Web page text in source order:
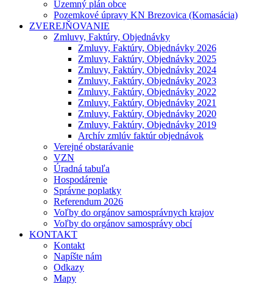
Územný plán obce
Pozemkové úpravy KN Brezovica (Komasácia)
ZVEREJŇOVANIE
Zmluvy, Faktúry, Objednávky
Zmluvy, Faktúry, Objednávky 2026
Zmluvy, Faktúry, Objednávky 2025
Zmluvy, Faktúry, Objednávky 2024
Zmluvy, Faktúry, Objednávky 2023
Zmluvy, Faktúry, Objednávky 2022
Zmluvy, Faktúry, Objednávky 2021
Zmluvy, Faktúry, Objednávky 2020
Zmluvy, Faktúry, Objednávky 2019
Archív zmlúv faktúr objednávok
Verejné obstarávanie
VZN
Úradná tabuľa
Hospodárenie
Správne poplatky
Referendum 2026
Voľby do orgánov samosprávnych krajov
Voľby do orgánov samosprávy obcí
KONTAKT
Kontakt
Napíšte nám
Odkazy
Mapy